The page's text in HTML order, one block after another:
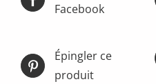
Facebook
Épingler ce
produit